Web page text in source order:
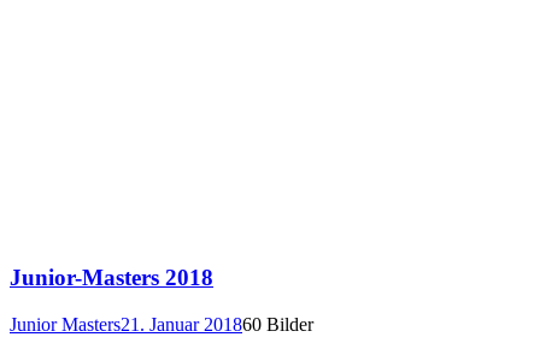
Junior-Masters 2018
Junior Masters21. Januar 201860 Bilder